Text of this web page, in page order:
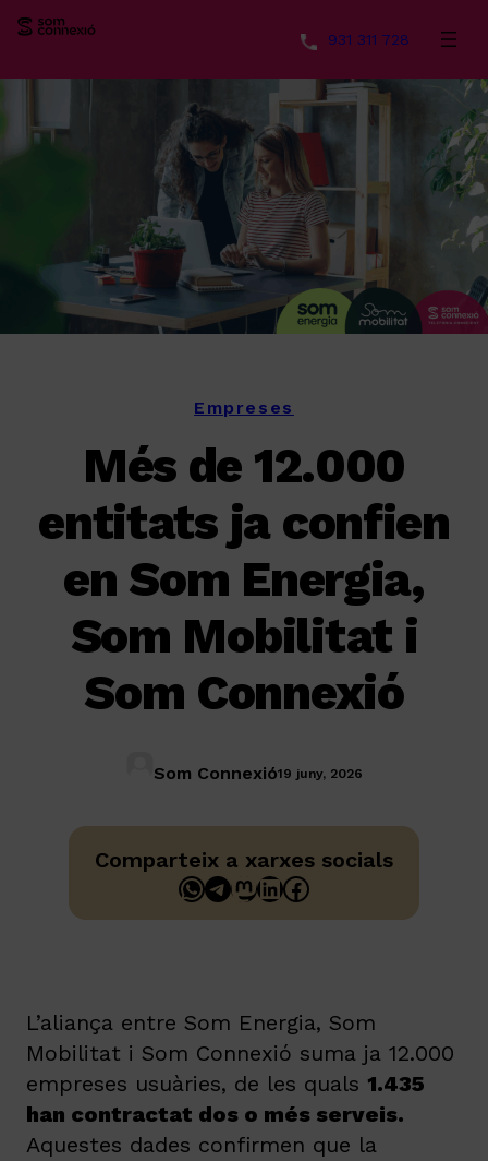
contingut
931 311 728
Empreses
Més de 12.000
entitats ja confien
en Som Energia,
Som Mobilitat i
Som Connexió
Som Connexió19 juny, 2026
Comparteix a xarxes socials
WhatsApp
Telegram
Mastodon
LinkedIn
Facebook
L’aliança entre Som Energia, Som
Mobilitat i Som Connexió suma ja 12.000
empreses usuàries, de les quals 1.435
han contractat dos o més serveis.
Aquestes dades confirmen que la